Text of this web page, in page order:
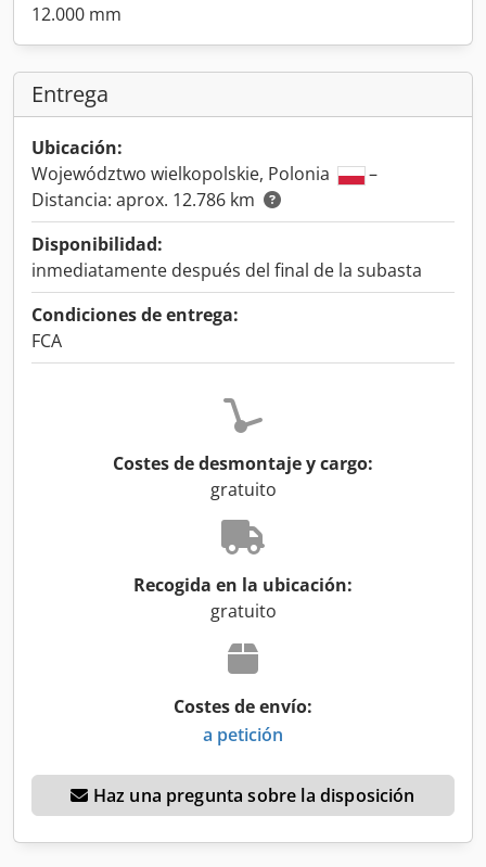
12.000 mm
Entrega
Ubicación:
Województwo wielkopolskie, Polonia
–
Distancia: aprox. 12.786 km
Disponibilidad:
inmediatamente después del final de la subasta
Condiciones de entrega:
FCA
Costes de desmontaje y cargo:
gratuito
Recogida en la ubicación:
gratuito
Costes de envío:
a petición
Haz una pregunta sobre la disposición